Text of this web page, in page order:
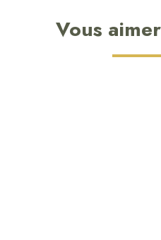
Vous